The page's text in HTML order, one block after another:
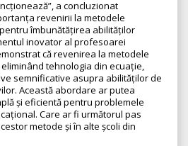
a concluzionat
revenirii la metodele
îmbunătățirea abilităților
inovator al profesoarei
că revenirea la metodele
tehnologia din ecuație,
semnificative asupra abilităților de
Această abordare ar putea
și eficientă pentru problemele
Care ar fi următorul pas
metode și în alte școli din